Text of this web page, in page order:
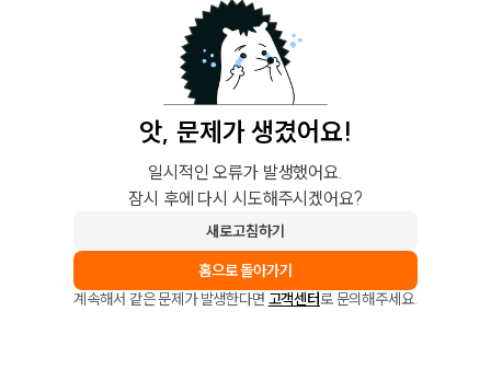
앗, 문제가 생겼어요!
일시적인 오류가 발생했어요.
잠시 후에 다시 시도해주시겠어요?
새로고침하기
홈으로 돌아가기
계속해서 같은 문제가 발생한다면 고객센터로 문의해주세요.